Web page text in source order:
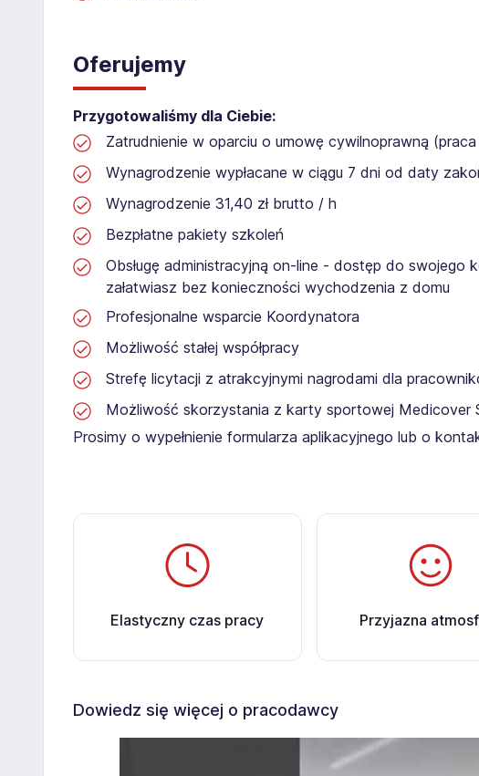
Oferujemy
Przygotowaliśmy dla Ciebie:
Zatrudnienie w oparciu o umowę cywilnoprawną
Wynagrodzenie wypłacane w ciągu 7 dni od daty
Wynagrodzenie 31,40 zł brutto / h
Bezpłatne pakiety szkoleń
Obsługę administracyjną on-line - dostęp do
załatwiasz bez konieczności wychodzenia z domu
Profesjonalne wsparcie Koordynatora
Możliwość stałej współpracy
Strefę licytacji z atrakcyjnymi nagrodami dla
Możliwość skorzystania z karty sportowej Medicover
Prosimy o wypełnienie formularza aplikacyjnego lub o
Elastyczny czas pracy Przyjazna
Dowiedz się więcej o pracodawcy